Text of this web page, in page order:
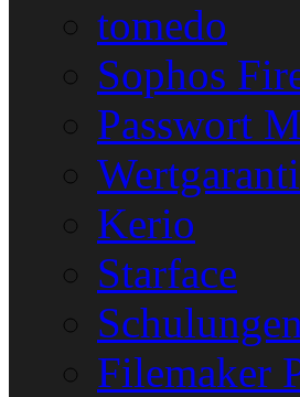
tomedo
Sophos
Passwort
Kerio
Starface
Schulungen
Filemaker